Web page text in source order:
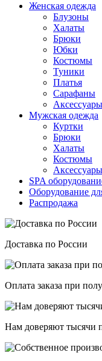
Женская одежда
Блузоны
Халаты
Брюки
Юбки
Костюмы
Туники
Платья
Сарафаны
Аксессуары
Мужская одежда
Куртки
Брюки
Халаты
Костюмы
Аксессуары
SPA
Оборудование
Распродажа
Доставка по России
Оплата заказа при
Нам доверяют тысячи